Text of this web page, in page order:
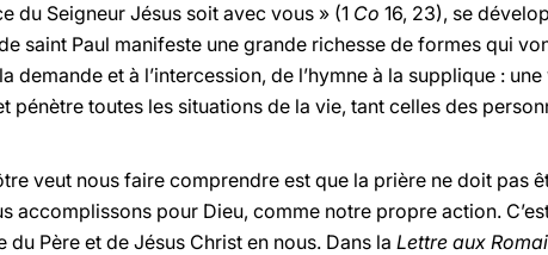
du Seigneur Jésus soit avec vous » (1 Co 16, 23), se
saint Paul manifeste une grande richesse de formes qui
demande et à l’intercession, de l’hymne à la supplique :
pénètre toutes les situations de la vie, tant celles des
veut nous faire comprendre est que la prière ne doit pas
accomplissons pour Dieu, comme notre propre action.
Père et de Jésus Christ en nous. Dans la Lettre aux